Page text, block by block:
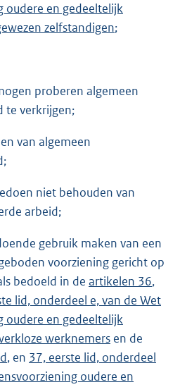
oudere en gedeeltelijk
zelfstandigen;
proberen algemeen
te verkrijgen;
van algemeen
niet behouden van
arbeid;
gebruik maken van een
voorziening gericht op
bedoeld in de artikelen 36,
lid, onderdeel e, van de Wet
oudere en gedeeltelijk
werknemers en de
, en 37, eerste lid, onderdeel
oudere en